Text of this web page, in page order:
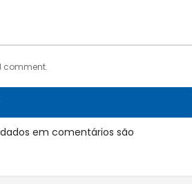
comment.
em comentários são